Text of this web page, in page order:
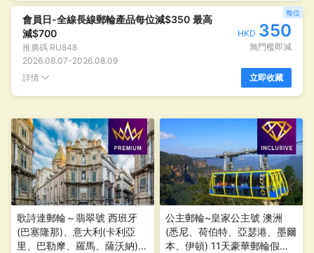
會員日-全線長線郵輪產品每位減$350 最高
減$700
推廣碼 RU848
2026.08.07-2026.08.09
HKD 350
無門檻即減
每位
詳情 立即收藏
歌詩達郵輪～翡翠號 西班牙
(巴塞隆那)、意大利(卡利亞
里、巴勒摩、羅馬、薩沃納)、
公主郵輪~皇家公主號 澳洲
(悉尼、荷伯特、亞瑟港、墨爾
本、伊頓) 11天豪華郵輪假期